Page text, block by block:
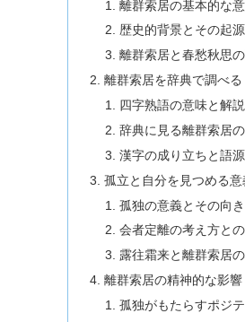
離群索居の基本的な
歴史的背景とその起源
離群索居と春愁秋思
離群索居を辞典で調べる
四字熟語の意味と解説
辞典に見る離群索居
漢字の成り立ちと語源
孤立と自分を見つめる意
孤独の意義とその向
会者定離の考え方と
露往霜来と離群索居
離群索居の精神的な影響
孤独がもたらすポジ